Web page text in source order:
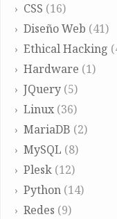
CSS (16)
Diseño Web (41)
Ethical Hacking
Hardware (1)
JQuery (5)
Linux (36)
MariaDB (2)
MySQL (8)
Plesk (12)
Python (14)
Redes (9)